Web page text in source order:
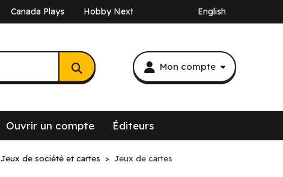
Canada Plays Hobby Next English
Mon compte
Ouvrir un compte Éditeurs
Jeux de société et cartes Jeux de cartes